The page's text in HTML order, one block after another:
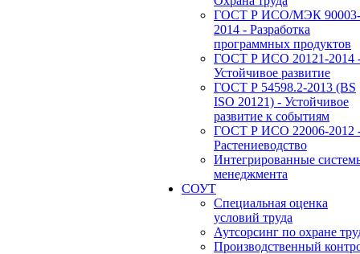
ГОСТ Р ИСО/МЭК 90003-
2014 - Разработка
программных продуктов
ГОСТ Р ИСО 20121-2014
Устойчивое развитие
ГОСТ Р 54598.2-2013 (BS
ISO 20121) - Устойчивое
развитие к событиям
ГОСТ Р ИСО 22006-2012
Растениеводство
Интегрированные
менеджмента
СОУТ
Специальная оценка
условий труда
Аутсорсинг по охране
Производственный